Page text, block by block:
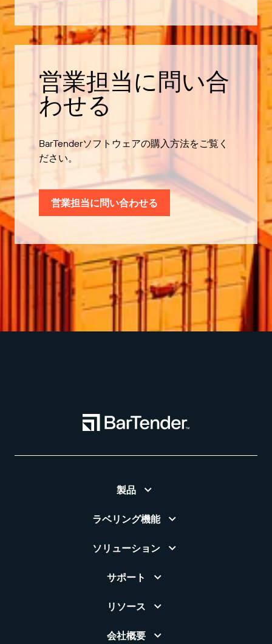
営業担当に問い合
わせる
BarTenderソフトウェアの購入方法をご覧く
ださい。
営業担当に問い合わせる
製品
ラベリング機能
ソリューション
サポート
リソース
会社概要